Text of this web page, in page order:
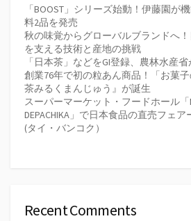
「BOOST」シリーズ始動！伊藤園が
料2品を発売
秋の味覚からグローバルブランドへ
を支える技術と産地の挑戦
「日本茶」などをGI登録、農林水産
創業76年で初の粒あん商品！「お菓
茶みるくまんじゅう』が誕生
スーパーマーケット・フードホール「
DEPACHIKA」で日本食品の直売フェア
(タイ・バンコク）
Recent Comments